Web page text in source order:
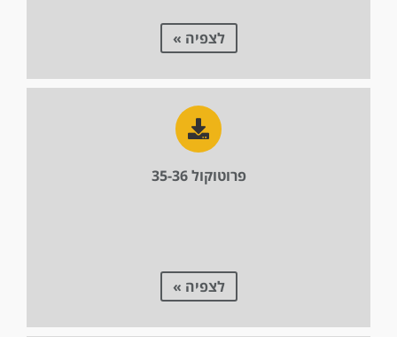
לצפיה »
פרוטוקול 35-36
לצפיה »